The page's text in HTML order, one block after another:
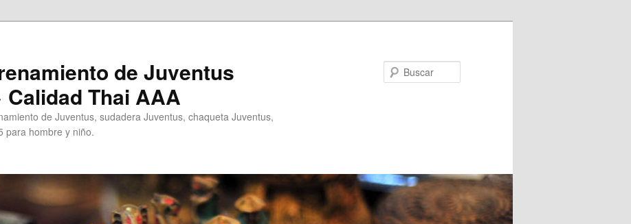
de Juventus
Thai AAA
de Juventus, sudadera Juventus, chaqueta Juventus,
para hombre y niño.